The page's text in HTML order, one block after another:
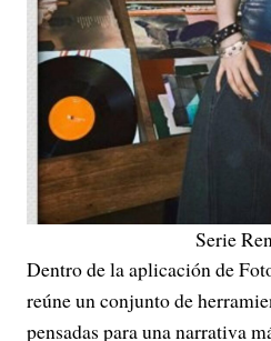
Serie
Dentro de la aplicación de
reúne un conjunto de
pensadas para una narrativa